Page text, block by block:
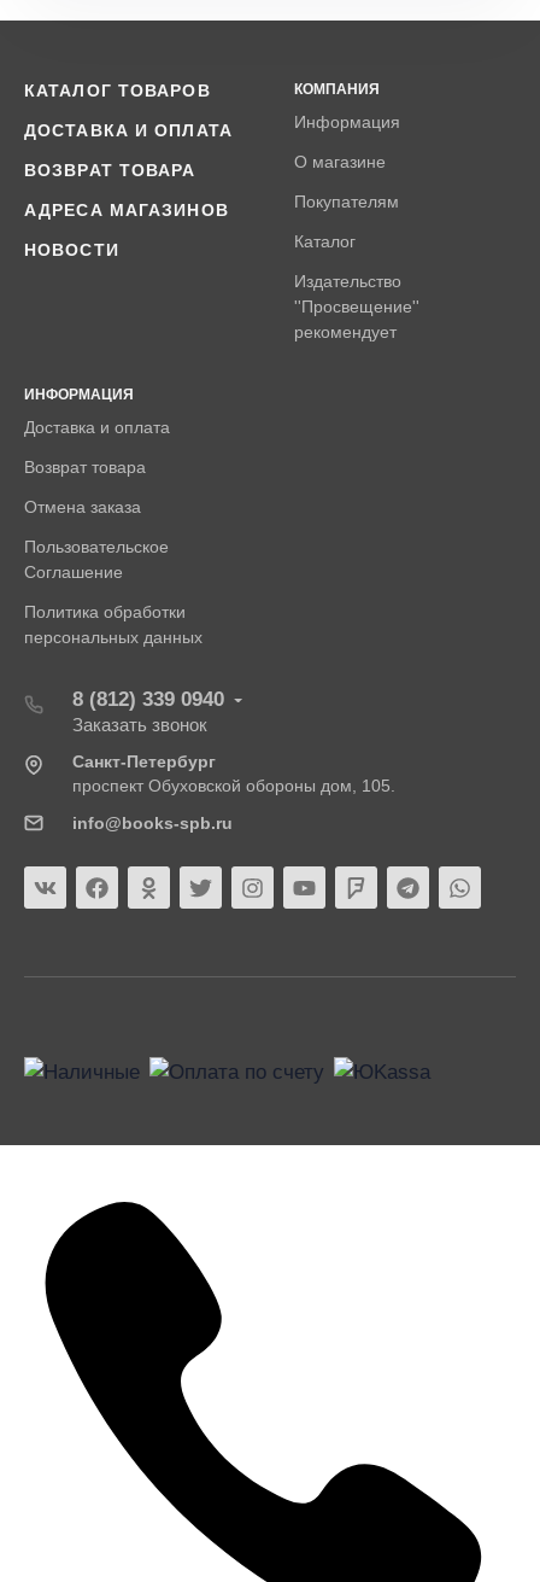
КАТАЛОГ ТОВАРОВ
ДОСТАВКА И ОПЛАТА
ВОЗВРАТ ТОВАРА
АДРЕСА МАГАЗИНОВ
НОВОСТИ
КОМПАНИЯ
Информация
О магазине
Покупателям
Каталог
Издательство
''Просвещение''
рекомендует
ИНФОРМАЦИЯ
Доставка и оплата
Возврат товара
Отмена заказа
Пользовательское
Соглашение
Политика обработки
персональных данных
8 (812) 339 0940
Заказать звонок
Санкт-Петербург
проспект Обуховской обороны дом, 105.
info@books-spb.ru